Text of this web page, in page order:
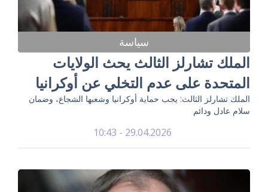
سياسة
الملك تشارلز الثالث يحث الولايات
المتحدة على عدم التخلي عن أوكرانيا
الملك تشارلز الثالث: يجب حماية أوكرانيا وشعبها الشجاع، وضمان
سلام عادل ودائم
29.04.2026 - 10:43